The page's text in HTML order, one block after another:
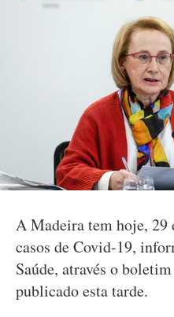
A Madeira tem hoje, 29
casos de Covid-19,
Saúde, através o
publicado esta tarde.